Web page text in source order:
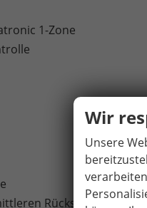
1-Zone
Rücksitz
Wir
Unsere